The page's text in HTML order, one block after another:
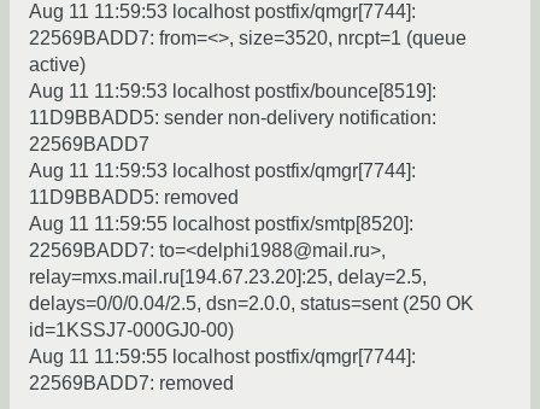
Aug 11 11:59:53 localhost postfix/qmgr[7744]:
22569BADD7: from=<>, size=3520, nrcpt=1 (queue
active)
Aug 11 11:59:53 localhost postfix/bounce[8519]:
11D9BBADD5: sender non-delivery notification:
22569BADD7
Aug 11 11:59:53 localhost postfix/qmgr[7744]:
11D9BBADD5: removed
Aug 11 11:59:55 localhost postfix/smtp[8520]:
22569BADD7: to=<delphi1988@mail.ru>,
relay=mxs.mail.ru[194.67.23.20]:25, delay=2.5,
delays=0/0/0.04/2.5, dsn=2.0.0, status=sent (250 OK
id=1KSSJ7-000GJ0-00)
Aug 11 11:59:55 localhost postfix/qmgr[7744]:
22569BADD7: removed